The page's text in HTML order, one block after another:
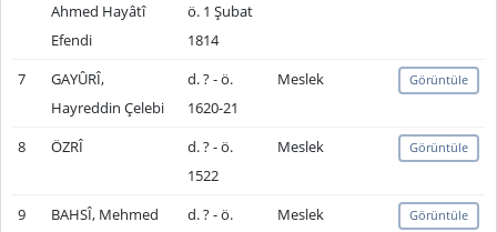
Ahmed Hayâtî
Efendi
ö. 1 Şubat
1814
7
GAYÛRÎ,
Hayreddin Çelebi
d. ? - ö.
1620-21
Meslek Görüntüle
8 ÖZRÎ
d. ? - ö.
1522
Meslek Görüntüle
9
BAHSÎ, Mehmed
d. ? - ö.
Meslek Görüntüle